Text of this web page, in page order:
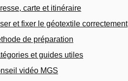
carte et itinéraire
et fixer le géotextile correctement
de préparation
et guides utiles
vidéo MGS